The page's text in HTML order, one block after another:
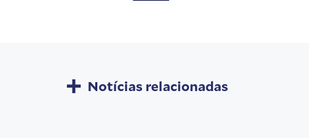
Notícias relacionadas